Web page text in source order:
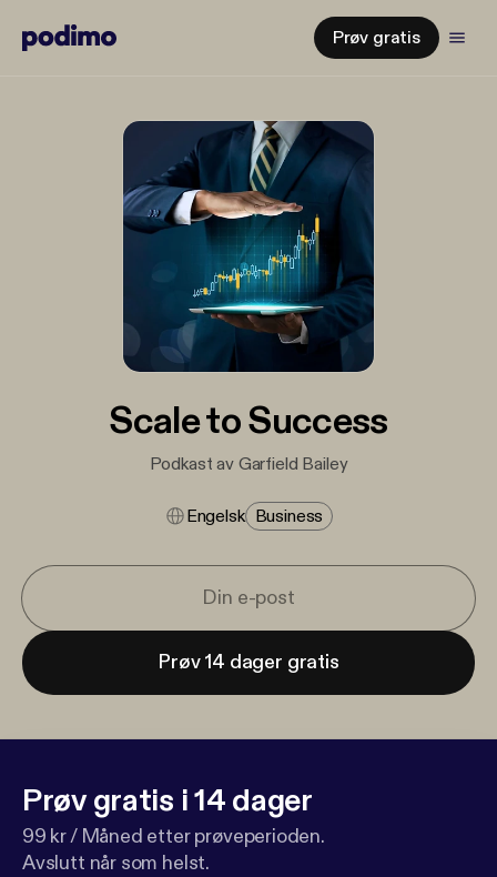
Prøv gratis
Scale to Success
Podkast av Garfield Bailey
Engelsk Business
Prøv 14 dager gratis
Prøv gratis i 14 dager
99 kr / Måned etter prøveperioden.
Avslutt når som helst.